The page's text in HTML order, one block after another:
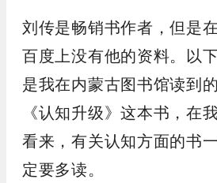
刘传是畅销书作者，但是在
百度上没有他的资料。以
是我在内蒙古图书馆读到的
《认知升级》这本书，在我
看来，有关认知方面的书一
定要多读。